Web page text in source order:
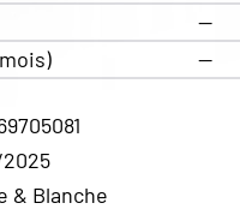
—
—
2025
& Blanche